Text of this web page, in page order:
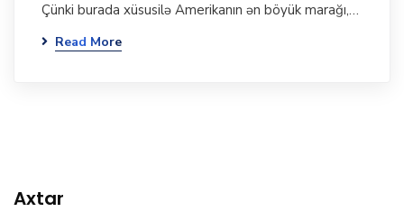
Çünki burada xüsusilə Amerikanın ən böyük marağı,…
Read More
Axtar